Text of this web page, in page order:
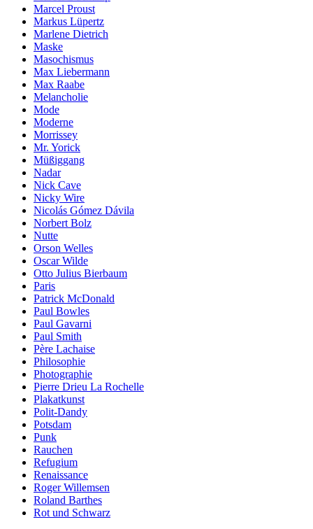
Marcel Proust
Markus Lüpertz
Marlene Dietrich
Maske
Masochismus
Max Liebermann
Max Raabe
Melancholie
Mode
Moderne
Morrissey
Mr. Yorick
Müßiggang
Nadar
Nick Cave
Nicky Wire
Nicolás Gómez Dávila
Norbert Bolz
Nutte
Orson Welles
Oscar Wilde
Otto Julius Bierbaum
Paris
Patrick McDonald
Paul Bowles
Paul Gavarni
Paul Smith
Père Lachaise
Philosophie
Photographie
Pierre Drieu La Rochelle
Plakatkunst
Polit-Dandy
Potsdam
Punk
Rauchen
Refugium
Renaissance
Roger Willemsen
Roland Barthes
Rot und Schwarz